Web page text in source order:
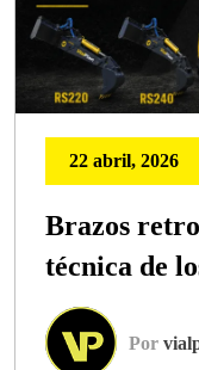
22 abril, 2026
Brazos
técnica de
Por